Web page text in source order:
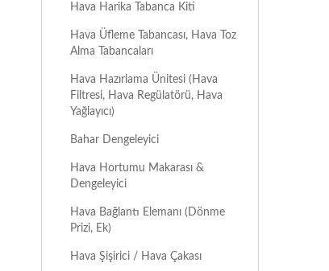
Hava Harika Tabanca Kiti
Hava Üfleme Tabancası, Hava Toz
Alma Tabancaları
Hava Hazırlama Ünitesi (Hava
Filtresi, Hava Regülatörü, Hava
Yağlayıcı)
Bahar Dengeleyici
Hava Hortumu Makarası &
Dengeleyici
Hava Bağlantı Elemanı (Dönme
Prizi, Ek)
Hava Şişirici / Hava Çakası